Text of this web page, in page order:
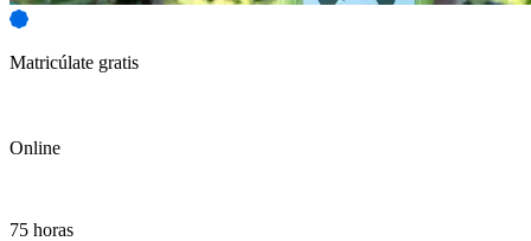
Matricúlate gratis
Online
75 horas